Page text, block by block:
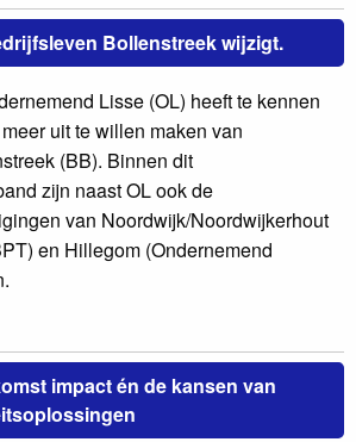
Bollenstreek wijzigt.
Lisse (OL) heeft te kennen
uit te willen maken van
(BB). Binnen dit
zijn naast OL ook de
van Noordwijk/Noordwijkerhout
en Hillegom (Ondernemend
impact én de kansen van